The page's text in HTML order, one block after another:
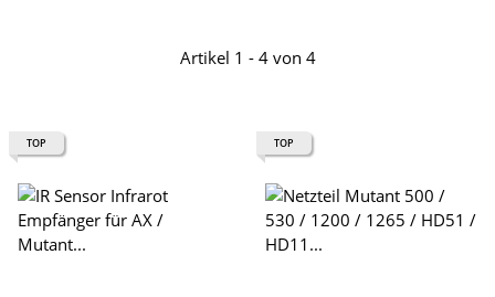
Artikel 1 - 4 von 4
TOP TOP